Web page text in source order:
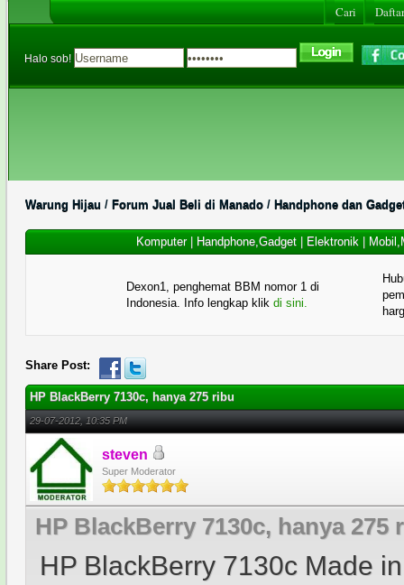
Cari
Halo sob!
Warung Hijau / Forum Jual Beli di Manado / Handphone dan
Komputer| Handphone,Gadget| Elektronik|
Dexon1, penghemat BBM nomor 1 di
Indonesia. Info lengkap klik di sini.
Share Post:
HP BlackBerry 7130c, hanya 275 ribu
29-07-2012, 10:35 PM
steven
Super Moderator
HP BlackBerry 7130c, hanya 275
HP BlackBerry 7130c Made